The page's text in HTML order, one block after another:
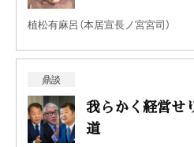
植松有麻呂（本居宣長ノ宮宮司）
鼎談
我らかく経営
道